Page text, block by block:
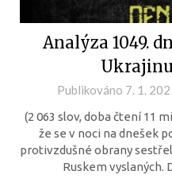
Analýza 1049.
Ukrajinu
Publikováno 7. 1.
(2 063 slov, doba čtení 11
že se v noci na dnešek
protivzdušné obrany
Ruskem vyslaných.